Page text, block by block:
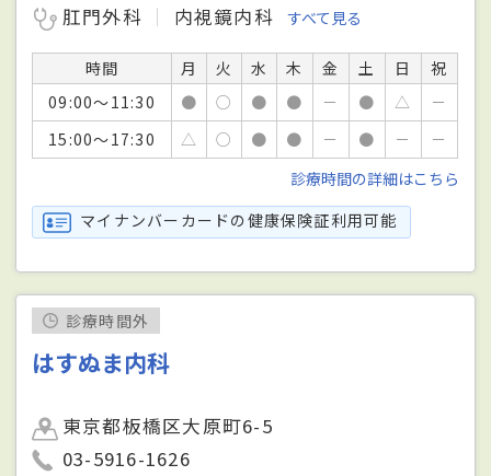
肛門外科
内視鏡内科 すべて見る
時間 月 火 水 木 金 土 日
祝
09:00～11:30
● ○ ● ● － ● △
－
15:00～17:30
△ ○ ● ● － ● －
－
診療時間の詳細はこちら
マイナンバーカードの健康保険証利用可能
診療時間外
はすぬま内科
東京都板橋区大原町6-5
03-5916-1626